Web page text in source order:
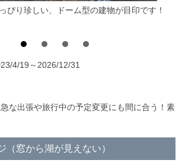
ぴり珍しい、ドーム型の建物が目印です！
4/19～2026/12/31
な出張や旅行中の予定変更にも間に合う！素
（窓から湖が見えない）